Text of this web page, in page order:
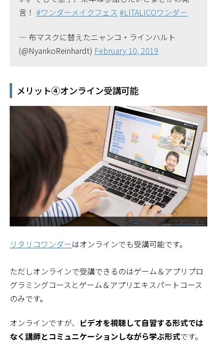
言！#ワンダーメイクフェス #LITALICOワンダー
— 布マスクに替えたニャンコ・ラインハルト
(@NyankoReinhardt) February 10, 2019
メリット④オンライン受講可能
リタリコワンダー
リタリコワンダーはオンラインでも受講可能です。
ただしオンラインで受講できるのはゲーム＆アプリプロ
グラミングコースとゲーム＆アプリエキスパートコース
のみです。
オンラインですが、 ビデオを視聴して自習する形式では
なく講師とコミュニケーションしながら学ぶ形式です。